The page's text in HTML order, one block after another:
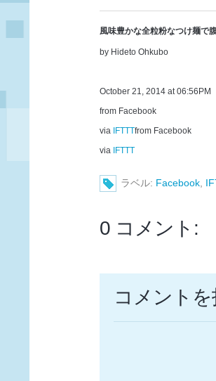
風味豊かな全粒粉なつけ麺で
by Hideto Ohkubo
October 21, 2014 at 06:56PM
from Facebook
via IFTTTfrom Facebook
via IFTTT
ラベル: Facebook
0 コメント:
コメント